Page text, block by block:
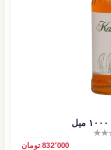
832٬000 تومان